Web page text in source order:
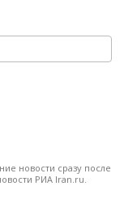
новости сразу после
РИА Iran.ru.